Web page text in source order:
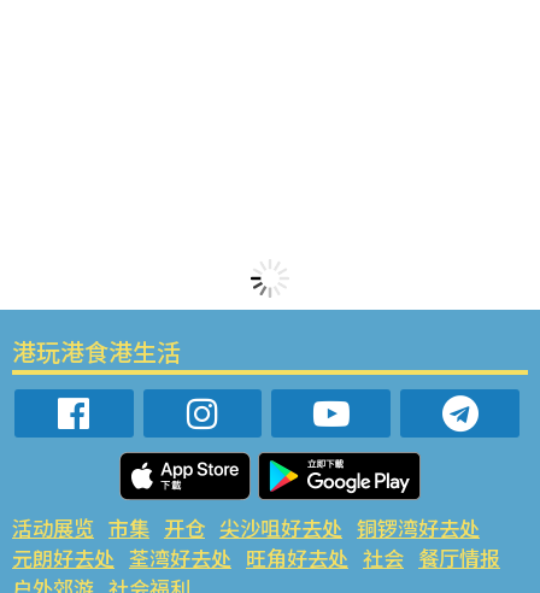
港玩港食港生活
活动展览 市集 开仓 尖沙咀好去处 铜锣湾好去处
元朗好去处 荃湾好去处 旺角好去处 社会 餐厅情报